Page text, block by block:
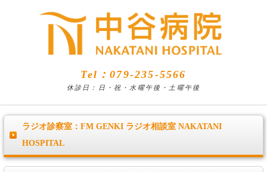
Tel：079-235-5566
休診日：日・祝・水曜午後・土曜午後
ラジオ診察室：FM GENKI ラジオ相談室 NAKATANI
HOSPITAL